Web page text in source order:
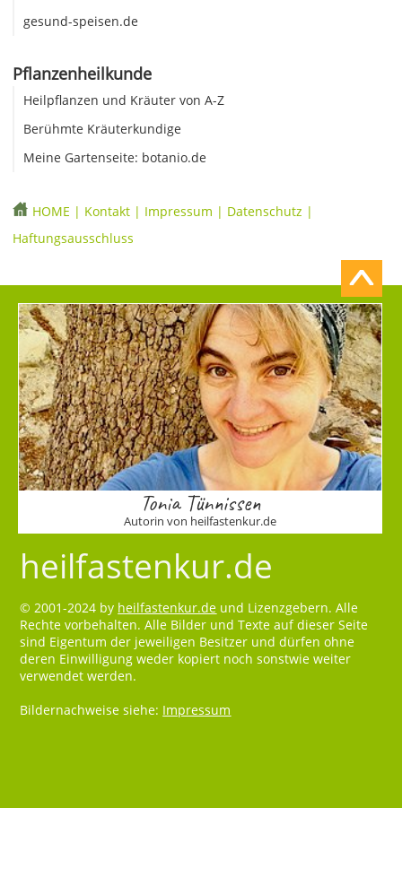
gesund-speisen.de
Pflanzenheilkunde
Heilpflanzen und Kräuter von A-Z
Berühmte Kräuterkundige
Meine Gartenseite: botanio.de
HOME | Kontakt | Impressum | Datenschutz |
Haftungsausschluss
Tonia Tünnissen
Autorin von heilfastenkur.de
heilfastenkur.de
© 2001-2024 by heilfastenkur.de und Lizenzgebern. Alle
Rechte vorbehalten. Alle Bilder und Texte auf dieser Seite
sind Eigentum der jeweiligen Besitzer und dürfen ohne
deren Einwilligung weder kopiert noch sonstwie weiter
verwendet werden.
Bildernachweise siehe: Impressum